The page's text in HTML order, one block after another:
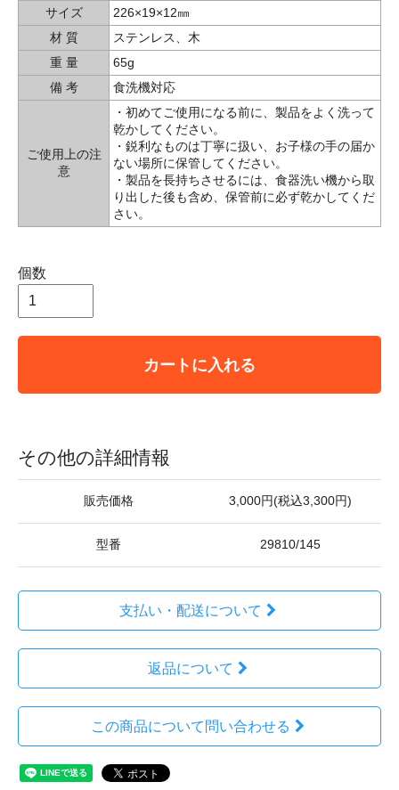
サイズ
226×19×12㎜
材 質
ステンレス、木
重 量
65g
備 考
食洗機対応
ご使用上の注
意
・初めてご使用になる前に、製品をよく洗って
乾かしてください。
・鋭利なものは丁寧に扱い、お子様の手の届か
ない場所に保管してください。
・製品を長持ちさせるには、食器洗い機から取
り出した後も含め、保管前に必ず乾かしてくだ
さい。
個数
カートに入れる
その他の詳細情報
販売価格 3,000円(税込3,300円)
型番 29810/145
支払い・配送について
返品について
この商品について問い合わせる